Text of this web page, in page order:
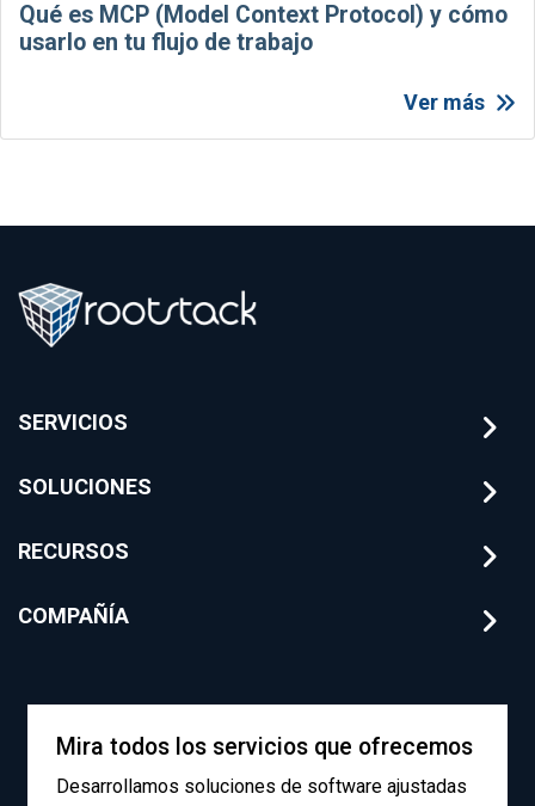
Qué es MCP (Model Context Protocol) y cómo
usarlo en tu flujo de trabajo
Ver más
SERVICIOS
SOLUCIONES
RECURSOS
COMPAÑÍA
Mira todos los servicios que ofrecemos
Desarrollamos soluciones de software ajustadas